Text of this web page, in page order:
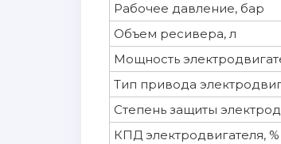
Рабочее давление, бар
Объем ресивера, л
Мощность
Тип привода
Степень защиты
КПД электродвигателя, %